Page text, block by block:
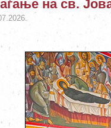
на св.